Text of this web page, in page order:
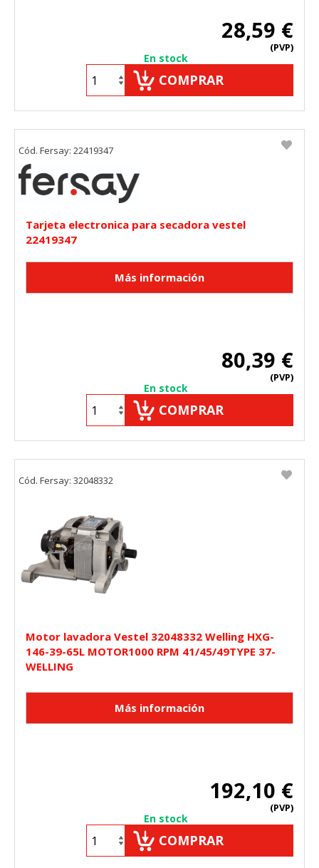
28,59 €
(PVP)
En stock
COMPRAR
Tarjeta electronica para secadora vestel
22419347
80,39 €
(PVP)
En stock
COMPRAR
Cód. Fersay: 22419347
Motor lavadora Vestel 32048332 Welling HXG-
146-39-65L MOTOR1000 RPM 41/45/49TYPE 37-
WELLING
192,10 €
(PVP)
En stock
COMPRAR
Cód. Fersay: 32048332
CONFIGURACIÓN DE COOKIES